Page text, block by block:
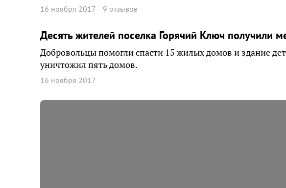
16 ноября 2017 9 отзывов
Десять жителей поселка Горячий Ключ получили
Добровольцы помогли спасти 15 жилых домов и здание
уничтожил пять домов.
16 ноября 2017